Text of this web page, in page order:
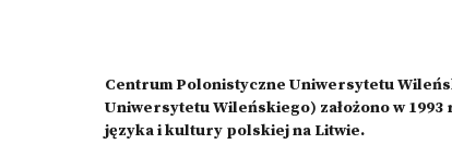
Centrum Polonistyczne Uniwersytetu
Uniwersytetu Wileńskiego) założono w
języka i kultury polskiej na Litwie.